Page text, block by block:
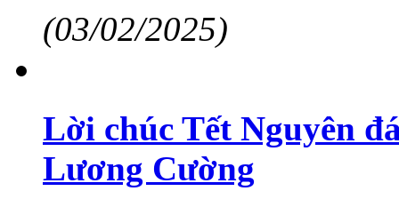
(03/02/2025)
Lời chúc Tết Nguyên
Lương Cường